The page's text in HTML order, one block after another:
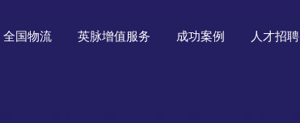
全国物流 英脉增值服务 成功案例 人才招聘